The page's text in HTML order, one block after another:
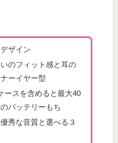
ザイン
のフィット感と耳の
ーイヤー型
ースを含めると最大40
バッテリーもち
秀な音質と選べる３